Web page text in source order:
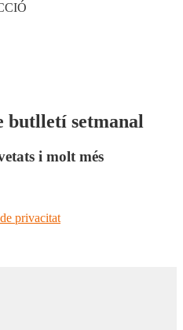
butlletí setmanal
i molt més
privacitat